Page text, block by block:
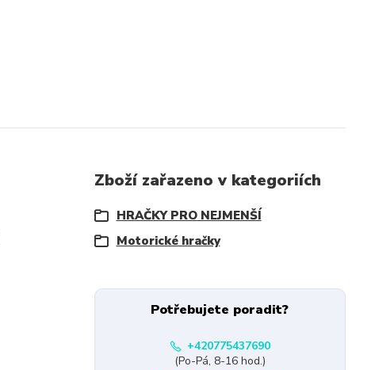
Zboží zařazeno v kategoriích
HRAČKY PRO NEJMENŠÍ
Motorické hračky
Potřebujete poradit?
+420775437690
(Po-Pá, 8-16 hod.)